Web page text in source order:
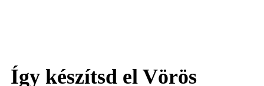
termékoldalon
Így készítsd el Vörös